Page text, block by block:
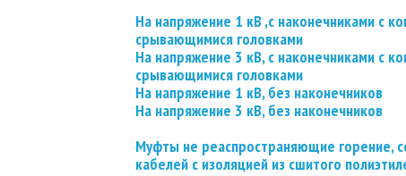
На напряжение 1 кВ ,с наконечниками с
срывающимися головками
На напряжение 3 кВ, с наконечниками с
срывающимися головками
На напряжение 1 кВ, без наконечников
На напряжение 3 кВ, без наконечников
Муфты не реаспространяющие горение,
кабелей с изоляцией из сшитого